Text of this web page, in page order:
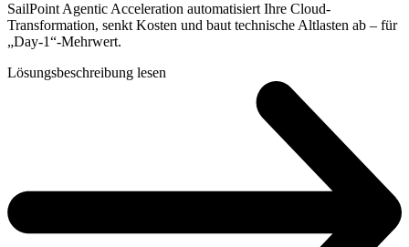
SailPoint Agentic Acceleration automatisiert Ihre Cloud-
Transformation, senkt Kosten und baut technische Altlasten ab – für
„Day-1“-Mehrwert.
Lösungsbeschreibung lesen